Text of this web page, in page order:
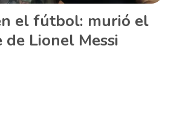
el fútbol: murió el
de Lionel Messi